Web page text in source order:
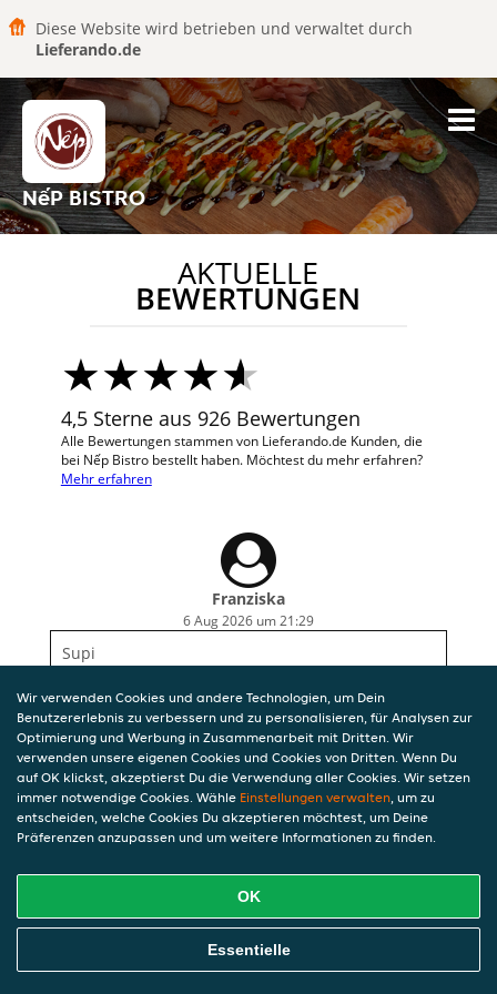
Diese Website wird betrieben und verwaltet durch
Lieferando.de
NếP BISTRO
AKTUELLE
BEWERTUNGEN
4,5 Sterne aus 926 Bewertungen
Alle Bewertungen stammen von Lieferando.de Kunden, die
bei Nếp Bistro bestellt haben. Möchtest du mehr erfahren?
Mehr erfahren
Franziska
6 Aug 2026 um 21:29
Supi
Wir verwenden Cookies und andere Technologien, um Dein
Benutzererlebnis zu verbessern und zu personalisieren, für Analysen zur
Optimierung und Werbung in Zusammenarbeit mit Dritten. Wir
verwenden unsere eigenen Cookies und Cookies von Dritten. Wenn Du
auf OK klickst, akzeptierst Du die Verwendung aller Cookies. Wir setzen
immer notwendige Cookies. Wähle Einstellungen verwalten, um zu
entscheiden, welche Cookies Du akzeptieren möchtest, um Deine
Präferenzen anzupassen und um weitere Informationen zu finden.
OK
Essentielle